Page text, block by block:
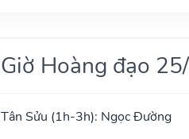
Giờ Hoàng đạo
Tân Sửu (1h-3h): Ngọc Đường